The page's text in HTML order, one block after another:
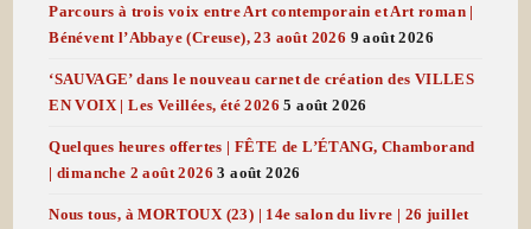
Parcours à trois voix entre Art contemporain et Art roman |
Bénévent l’Abbaye (Creuse), 23 août 2026 9 août 2026
‘SAUVAGE’ dans le nouveau carnet de création des VILLES
EN VOIX | Les Veillées, été 2026 5 août 2026
Quelques heures offertes | FÊTE de L’ÉTANG, Chamborand
| dimanche 2 août 2026 3 août 2026
Nous tous, à MORTOUX (23) | 14e salon du livre | 26 juillet